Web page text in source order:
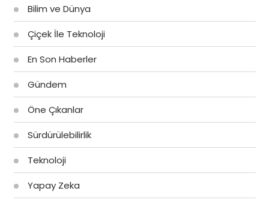
Bilim ve Dünya
Çiçek İle Teknoloji
En Son Haberler
Gündem
Öne Çıkanlar
Sürdürülebilirlik
Teknoloji
Yapay Zeka